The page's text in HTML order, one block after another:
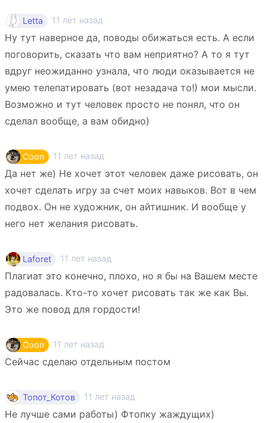
Letta 11 лет назад
Ну тут наверное да, поводы обижаться есть. А если
поговорить, сказать что вам неприятно? А то я тут
вдруг неожиданно узнала, что люди оказывается не
умею телепатировать (вот незадача то!) мои мысли.
Возможно и тут человек просто не понял, что он
сделал вообще, а вам обидно)
Coon 11 лет назад
Да нет же) Не хочет этот человек даже рисовать, он
хочет сделать игру за счет моих навыков. Вот в чем
подвох. Он не художник, он айтишник. И вообще у
него нет желания рисовать.
Laforet 11 лет назад
Плагиат это конечно, плохо, но я бы на Вашем месте
радовалась. Кто-то хочет рисовать так же как Вы.
Это же повод для гордости!
Coon 11 лет назад
Сейчас сделаю отдельным постом
Топот_Котов 11 лет назад
Не лучше сами работы) Фтопку жаждущих)